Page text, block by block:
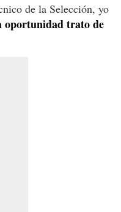
de la Selección, yo
oportunidad trato de